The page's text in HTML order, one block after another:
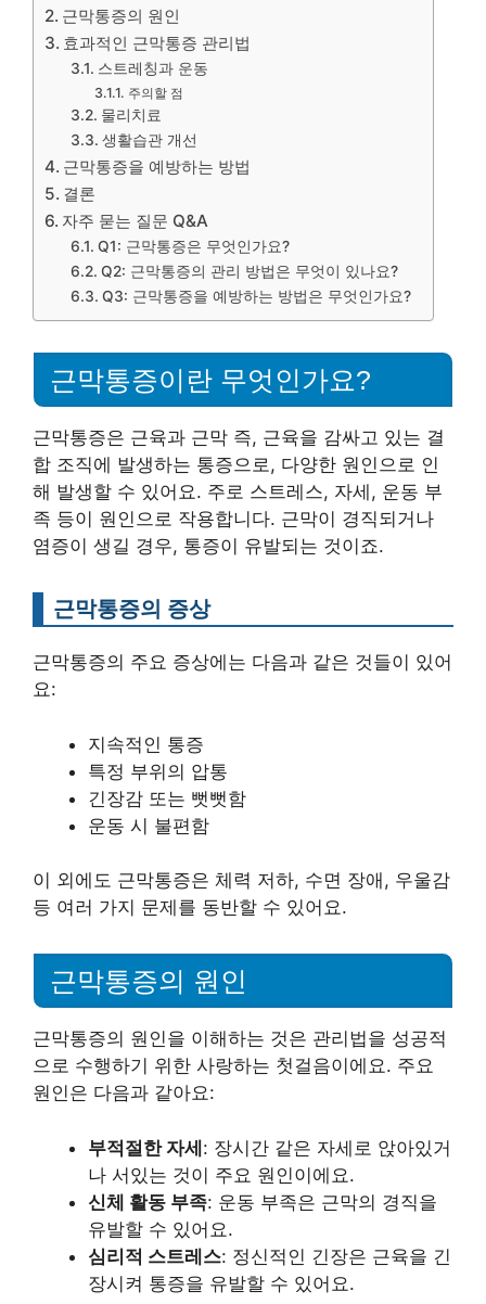
근막통증의 원인
효과적인 근막통증 관리법
스트레칭과 운동
주의할 점
물리치료
생활습관 개선
근막통증을 예방하는 방법
결론
자주 묻는 질문 Q&A
Q1: 근막통증은 무엇인가요?
Q2: 근막통증의 관리 방법은 무엇이 있나요?
Q3: 근막통증을 예방하는 방법은 무엇인가요?
근막통증이란 무엇인가요?
근막통증은 근육과 근막 즉, 근육을 감싸고 있는 결
합 조직에 발생하는 통증으로, 다양한 원인으로 인
해 발생할 수 있어요. 주로 스트레스, 자세, 운동 부
족 등이 원인으로 작용합니다. 근막이 경직되거나
염증이 생길 경우, 통증이 유발되는 것이죠.
근막통증의 증상
근막통증의 주요 증상에는 다음과 같은 것들이 있어
요:
지속적인 통증
특정 부위의 압통
긴장감 또는 뻣뻣함
운동 시 불편함
이 외에도 근막통증은 체력 저하, 수면 장애, 우울감
등 여러 가지 문제를 동반할 수 있어요.
근막통증의 원인
근막통증의 원인을 이해하는 것은 관리법을 성공적
으로 수행하기 위한 사랑하는 첫걸음이에요. 주요
원인은 다음과 같아요:
부적절한 자세: 장시간 같은 자세로 앉아있거
나 서있는 것이 주요 원인이에요.
신체 활동 부족: 운동 부족은 근막의 경직을
유발할 수 있어요.
심리적 스트레스: 정신적인 긴장은 근육을 긴
장시켜 통증을 유발할 수 있어요.